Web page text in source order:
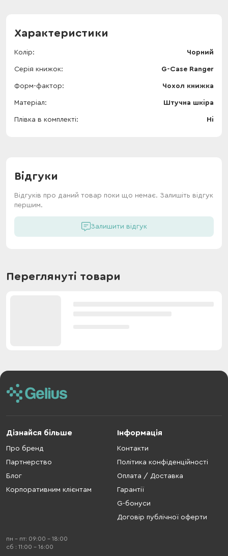
Характеристики
Колір Чорний
Серія книжок G-Case Ranger
Форм-фактор Чохол книжка
Матеріал Штучна шкіра
Плівка в комплекті Ні
Відгуки
Відгуків про даний товар поки що немає. Залишіть відгук
першим.
Залишити відгук
Переглянуті товари
Дізнайся більше
Про бренд
Партнерство
Блог
Корпоративним клієнтам
Інформація
Контакти
Політика конфіденційності
Оплата / Доставка
Гарантії
G-бонуси
Договір публічної оферти
пн - пт: 09:00 - 18:00
cб : 11:00 - 16:00